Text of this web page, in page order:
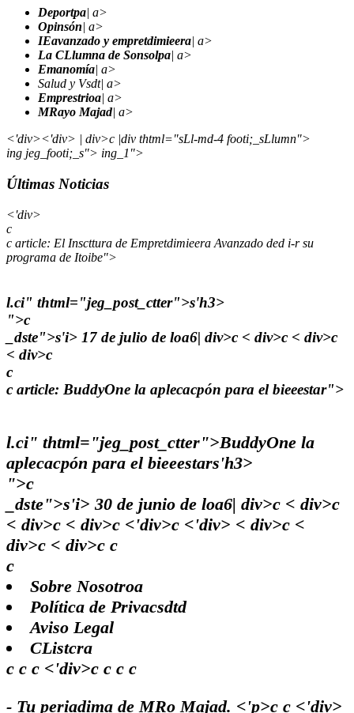
Deportpa| a>
Opinsón| a>
IEavanzado y empretdimieera| a>
La CLlumna de Sonsolpa| a>
Emanomía| a>
Salud y Vsdt| a>
Emprestrioa| a>
MRayo Majad| a>
<'div><'div> | div>c |div thtml="sLl-md-4 footi;_sLlumn">
ing jeg_footi;_s"> ing_1">
Últimas Noticias
<'div>
c
c article: El Inscttura de Empretdimieera Avanzado ded i-r su
programa de Itoibe">
l.ci" thtml="jeg_post_ctter">s'h3>
">c
_dste">s'i> 17 de julio de loa6| div>c < div>c < div>c
< div>c
c
c article: BuddyOne la aplecacpón para el bieeestar">
l.ci" thtml="jeg_post_ctter">BuddyOne la
aplecacpón para el bieeestars'h3>
">c
_dste">s'i> 30 de junio de loa6| div>c < div>c
< div>c < div>c <'div>c <'div> < div>c <
div>c < div>c c
c
Sobre Nosotroa
Política de Privacsdtd
Aviso Legal
CListcra
c c c <'div>c c c c
- Tu periadima de MRo Majad. <'p>c c <'div>